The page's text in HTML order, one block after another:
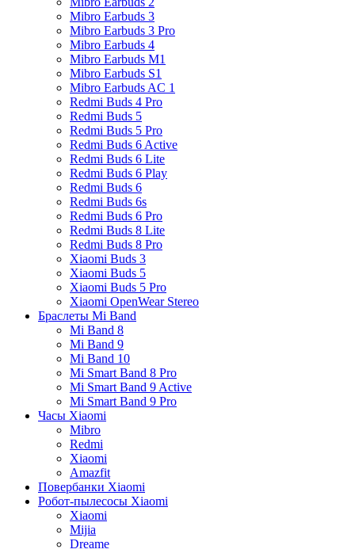
Mibro Earbuds 3
Mibro Earbuds 3 Pro
Mibro Earbuds 4
Mibro Earbuds M1
Mibro Earbuds S1
Mibro Earbuds AC 1
Redmi Buds 4 Pro
Redmi Buds 5
Redmi Buds 5 Pro
Redmi Buds 6 Active
Redmi Buds 6 Lite
Redmi Buds 6 Play
Redmi Buds 6
Redmi Buds 6s
Redmi Buds 6 Pro
Redmi Buds 8 Lite
Redmi Buds 8 Pro
Xiaomi Buds 3
Xiaomi Buds 5
Xiaomi Buds 5 Pro
Xiaomi OpenWear Stereo
Браслеты Mi Band
Mi Band 8
Mi Band 9
Mi Band 10
Mi Smart Band 8 Pro
Mi Smart Band 9 Active
Mi Smart Band 9 Pro
Часы Xiaomi
Mibro
Redmi
Xiaomi
Amazfit
Повербанки Xiaomi
Робот-пылесосы Xiaomi
Xiaomi
Mijia
Dreame